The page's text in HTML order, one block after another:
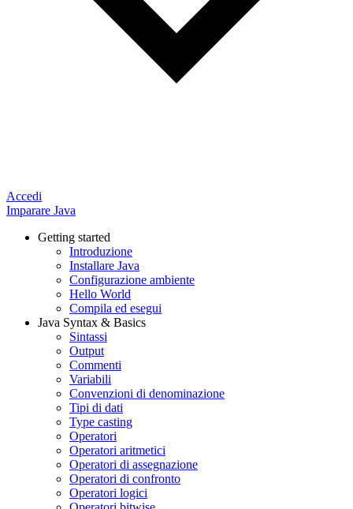
Accedi
Imparare Java
Getting started
Introduzione
Installare Java
Configurazione ambiente
Hello World
Compila ed esegui
Java Syntax & Basics
Sintassi
Output
Commenti
Variabili
Convenzioni di denominazione
Tipi di dati
Type casting
Operatori
Operatori aritmetici
Operatori di assegnazione
Operatori di confronto
Operatori logici